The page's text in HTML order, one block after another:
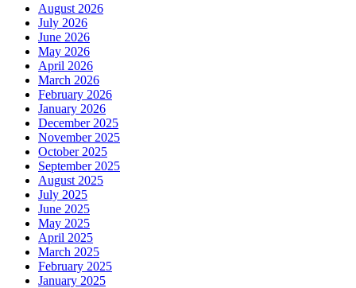
August 2026
July 2026
June 2026
May 2026
April 2026
March 2026
February 2026
January 2026
December 2025
November 2025
October 2025
September 2025
August 2025
July 2025
June 2025
May 2025
April 2025
March 2025
February 2025
January 2025